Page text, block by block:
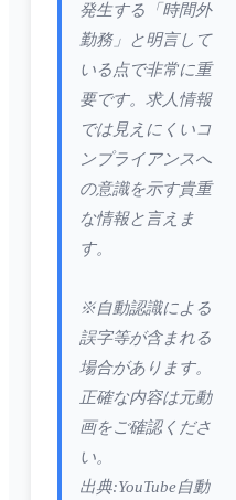
発生する「時間外
勤務」と明言して
いる点で非常に重
要です。求人情報
では見えにくいコ
ンプライアンスへ
の意識を示す貴重
な情報と言えま
す。
※自動認識による
誤字等が含まれる
場合があります。
正確な内容は元動
画をご確認くださ
い。
出典:YouTube自動